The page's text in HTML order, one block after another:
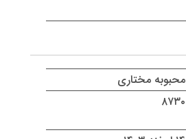
محبوبه مختاری
۸۷۳۰